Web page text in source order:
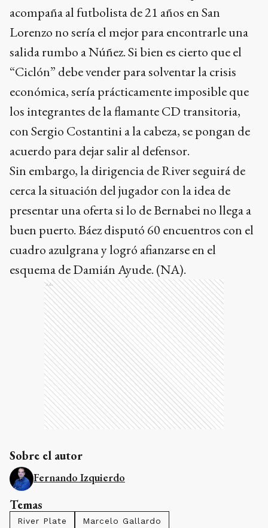
acompaña al futbolista de 21 años en San
Lorenzo no sería el mejor para encontrarle una
salida rumbo a Núñez. Si bien es cierto que el
“Ciclón” debe vender para solventar la crisis
económica, sería prácticamente imposible que
los integrantes de la flamante CD transitoria,
con Sergio Costantini a la cabeza, se pongan de
acuerdo para dejar salir al defensor.
Sin embargo, la dirigencia de River seguirá de
cerca la situación del jugador con la idea de
presentar una oferta si lo de Bernabei no llega a
buen puerto. Báez disputó 60 encuentros con el
cuadro azulgrana y logró afianzarse en el
esquema de Damián Ayude. (NA).
Ads
Sobre el autor
Fernando Izquierdo
Temas
River Plate Marcelo Gallardo